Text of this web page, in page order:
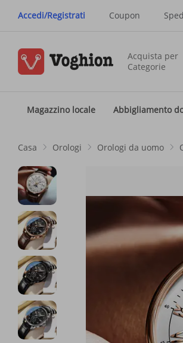
Accedi/Registrati Coupon
Acquista per
Categorie
Magazzino locale Abbigliamento
Casa Orologi Orologi da uomo